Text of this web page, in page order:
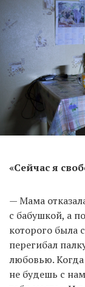
«Сейчас я
— Мама
с бабушкой, а
которого была
перегибал
любовью.
не будешь с